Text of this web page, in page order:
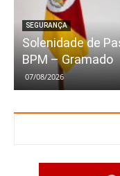
SEGURANÇA
Solenidade de
BPM – Gramado
07/08/2026